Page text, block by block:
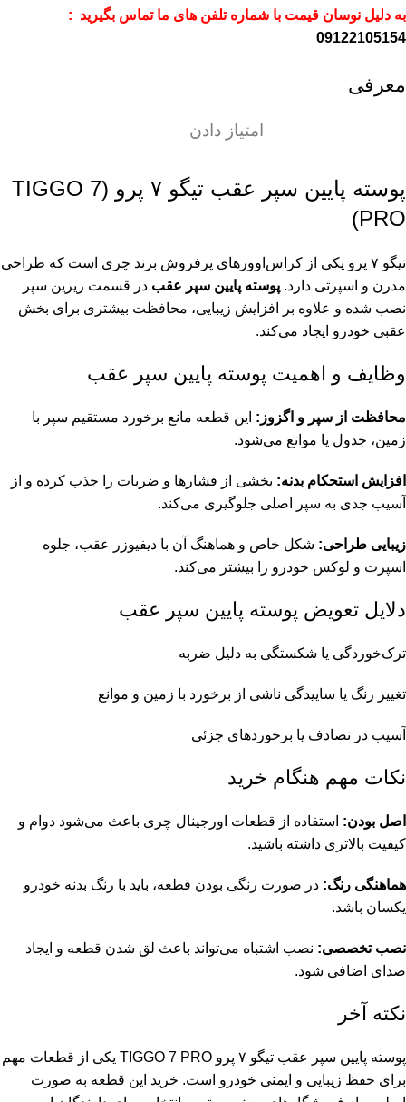
به دلیل نوسان قیمت با شماره تلفن های ما تماس بگیرید :
09122105154
معرفی
امتیاز دادن
پوسته پایین سپر عقب تیگو ۷ پرو (TIGGO 7
PRO)
تیگو ۷ پرو یکی از کراس‌اوورهای پرفروش برند چری است که طراحی
مدرن و اسپرتی دارد. پوسته پایین سپر عقب در قسمت زیرین سپر
نصب شده و علاوه بر افزایش زیبایی، محافظت بیشتری برای بخش
عقبی خودرو ایجاد می‌کند.
وظایف و اهمیت پوسته پایین سپر عقب
محافظت از سپر و اگزوز: این قطعه مانع برخورد مستقیم سپر با
زمین، جدول یا موانع می‌شود.
افزایش استحکام بدنه: بخشی از فشارها و ضربات را جذب کرده و از
آسیب جدی به سپر اصلی جلوگیری می‌کند.
زیبایی طراحی: شکل خاص و هماهنگ آن با دیفیوزر عقب، جلوه
اسپرت و لوکس خودرو را بیشتر می‌کند.
دلایل تعویض پوسته پایین سپر عقب
ترک‌خوردگی یا شکستگی به دلیل ضربه
تغییر رنگ یا ساییدگی ناشی از برخورد با زمین و موانع
آسیب در تصادف یا برخوردهای جزئی
نکات مهم هنگام خرید
اصل بودن: استفاده از قطعات اورجینال چری باعث می‌شود دوام و
کیفیت بالاتری داشته باشید.
هماهنگی رنگ: در صورت رنگی بودن قطعه، باید با رنگ بدنه خودرو
یکسان باشد.
نصب تخصصی: نصب اشتباه می‌تواند باعث لق شدن قطعه و ایجاد
صدای اضافی شود.
نکته آخر
پوسته پایین سپر عقب تیگو ۷ پرو TIGGO 7 PRO یکی از قطعات مهم
برای حفظ زیبایی و ایمنی خودرو است. خرید این قطعه به صورت